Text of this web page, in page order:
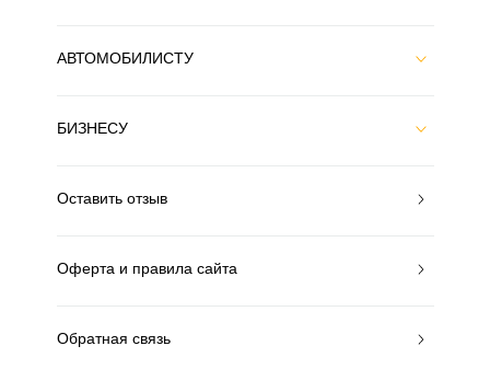
АВТОМОБИЛИСТУ
БИЗНЕСУ
Оставить отзыв
Оферта и правила сайта
Обратная связь